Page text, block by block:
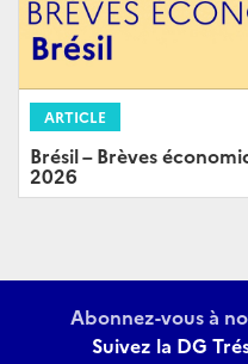
ARTICLE
Brésil – Brèves
2026
Abonnez-vous à
Suivez la DG